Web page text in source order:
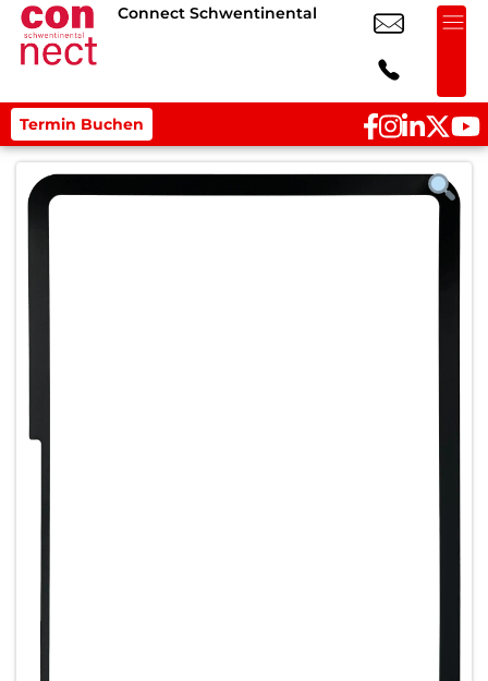
Connect Schwentinental
Termin Buchen